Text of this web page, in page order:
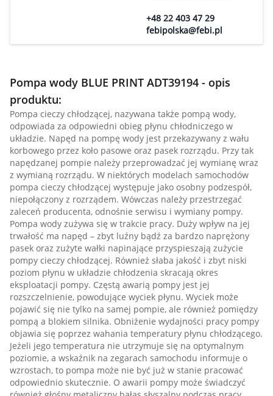
+48 22 403 47 29
febipolska@febi.pl
Pompa wody BLUE PRINT ADT39194 - opis
produktu:
Pompa cieczy chłodzącej, nazywana także pompą wody,
odpowiada za odpowiedni obieg płynu chłodniczego w
układzie. Napęd na pompę wody jest przekazywany z wału
korbowego przez koło pasowe oraz pasek rozrządu. Przy tak
napędzanej pompie należy przeprowadzać jej wymianę wraz
z wymianą rozrządu. W niektórych modelach samochodów
pompa cieczy chłodzącej występuje jako osobny podzespół,
niepołączony z rozrządem. Wówczas należy przestrzegać
zaleceń producenta, odnośnie serwisu i wymiany pompy.
Pompa wody zużywa się w trakcie pracy. Duży wpływ na jej
trwałość ma napęd – zbyt luźny bądź za bardzo naprężony
pasek oraz zużyte wałki napinające przyspieszają zużycie
pompy cieczy chłodzącej. Również słaba jakość i zbyt niski
poziom płynu w układzie chłodzenia skracają okres
eksploatacji pompy. Częstą awarią pompy jest jej
rozszczelnienie, powodujące wyciek płynu. Wyciek może
pojawić się nie tylko na samej pompie, ale również pomiędzy
pompą a blokiem silnika. Obniżenie wydajności pracy pompy
objawia się poprzez wahania temperatury płynu chłodzącego.
Jeżeli jego temperatura nie utrzymuje się na optymalnym
poziomie, a wskaźnik na zegarach samochodu informuje o
wzrostach, to pompa może nie być już w stanie pracować
odpowiednio skutecznie. O awarii pompy może świadczyć